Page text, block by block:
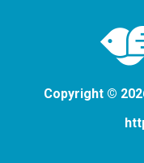
Copyright ©